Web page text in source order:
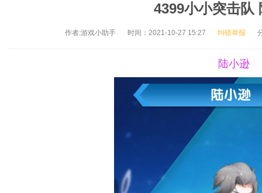
4399小小突击队
作者:游戏小助手 时间：2021-10-27 15:27 纠错举报
陆小逊